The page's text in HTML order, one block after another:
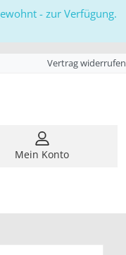
- zur Verfügung.
Vertrag widerrufen
Mein Konto